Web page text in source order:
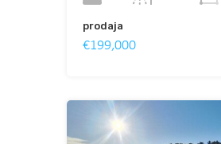
prodaja
€199,000